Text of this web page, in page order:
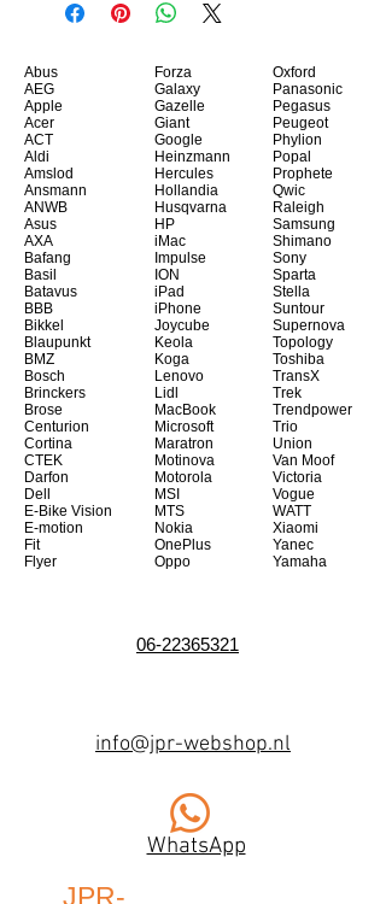
Abus
AEG
Apple
Acer
ACT
Aldi
Amslod
Ansmann
ANWB
Asus
AXA
Bafang
Basil
Batavus
BBB
Bikkel
Blaupunkt
BMZ
Bosch
Brinckers
Brose
Centurion
Cortina
CTEK
Darfon
Dell
E-Bike Vision
E-motion
Fit
Flyer
Forza
Galaxy
Gazelle
Giant
Google
Heinzmann
Hercules
Hollandia
Husqvarna
HP
iMac
Impulse
ION
iPad
iPhone
Joycube
Keola
Koga
Lenovo
Lidl
MacBook
Microsoft
Maratron
Motinova
Motorola
MSI
MTS
Nokia
OnePlus
Oppo
Oxford
Panasonic
Pegasus
Peugeot
Phylion
Popal
Prophete
Qwic
Raleigh
Samsung
Shimano
Sony
Sparta
Stella
Suntour
Supernova
Topology
Toshiba
TransX
Trek
Trendpower
Trio
Union
Van Moof
Victoria
Vogue
WATT
Xiaomi
Yanec
Yamaha
06-22365321
info@jpr-webshop.nl
WhatsApp
JPR-